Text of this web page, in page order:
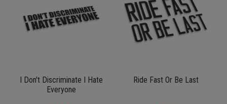
I Don't Discriminate I Hate
Everyone
Ride Fast Or Be Last